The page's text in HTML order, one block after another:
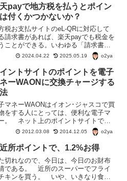
payで地方税を払うとポイン
は付くかつかないか？
税お支払サイトのeL-QRに対応して
請求書があれば、楽天payでも税金を
ことができる。いわゆる「請求書払
」というやつ。本来、税金の払い込み
はポイントがつかないが、期間限定の
ントを含めて、ポイントを利用でき
2024.04.22 2025.05.19 o2ya
ントサイトのポイントを電子
ーWAONに交換チャージする
マネーWAONはイオン･ジャスコで買
をする人にとっては、便利な電子マ
。 ネット上のポイントサイトで
、WAONポイントにポイントを交換で
るところがたくさんある。 WAONポ
トを一般の店舗で使うためには、電
ネーWAONに...
2012.03.08 2014.12.05 o2ya
所ポイントで、1.2%お得
切れなので、今日は、今日のお財布
である。 近所のスーパーでフライ
キンを買う。 いや、いきなり食べ